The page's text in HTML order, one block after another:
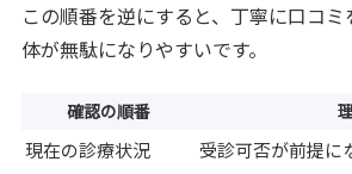
この順番を逆にすると、丁寧に口コ
体が無駄になりやすいです。
確認の順番
現在の診療状況
受診可否が前提に